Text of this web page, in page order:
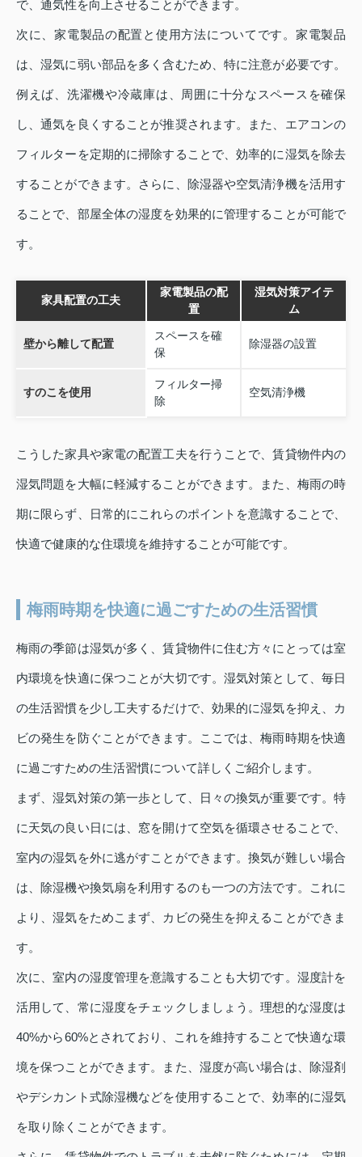
で、通気性を向上させることができます。
次に、家電製品の配置と使用方法についてです。家電製品
は、湿気に弱い部品を多く含むため、特に注意が必要です。
例えば、洗濯機や冷蔵庫は、周囲に十分なスペースを確保
し、通気を良くすることが推奨されます。また、エアコンの
フィルターを定期的に掃除することで、効率的に湿気を除去
することができます。さらに、除湿器や空気清浄機を活用す
ることで、部屋全体の湿度を効果的に管理することが可能で
す。
家具配置の工夫
家電製品の配
置
湿気対策アイテ
ム
壁から離して配置
スペースを確
保
除湿器の設置
すのこを使用
フィルター掃
除
空気清浄機
こうした家具や家電の配置工夫を行うことで、賃貸物件内の
湿気問題を大幅に軽減することができます。また、梅雨の時
期に限らず、日常的にこれらのポイントを意識することで、
快適で健康的な住環境を維持することが可能です。
梅雨時期を快適に過ごすための生活習慣
梅雨の季節は湿気が多く、賃貸物件に住む方々にとっては室
内環境を快適に保つことが大切です。湿気対策として、毎日
の生活習慣を少し工夫するだけで、効果的に湿気を抑え、カ
ビの発生を防ぐことができます。ここでは、梅雨時期を快適
に過ごすための生活習慣について詳しくご紹介します。
まず、湿気対策の第一歩として、日々の換気が重要です。特
に天気の良い日には、窓を開けて空気を循環させることで、
室内の湿気を外に逃がすことができます。換気が難しい場合
は、除湿機や換気扇を利用するのも一つの方法です。これに
より、湿気をためこまず、カビの発生を抑えることができま
す。
次に、室内の湿度管理を意識することも大切です。湿度計を
活用して、常に湿度をチェックしましょう。理想的な湿度は
40%から60%とされており、これを維持することで快適な環
境を保つことができます。また、湿度が高い場合は、除湿剤
やデシカント式除湿機などを使用することで、効率的に湿気
を取り除くことができます。